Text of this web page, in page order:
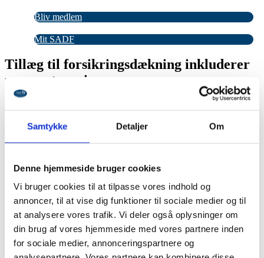
Samtykke Detaljer Om
Denne hjemmeside bruger cookies
Vi bruger cookies til at tilpasse vores indhold og
annoncer, til at vise dig funktioner til sociale medier og til
at analysere vores trafik. Vi deler også oplysninger om
din brug af vores hjemmeside med vores partnere inden
for sociale medier, annonceringspartnere og
Bliv medlem
Mit SADF
Tillæg til forsikringsdækning inkluderer
nu zoneterapi og massage
vores fælles ansvarsforsikring også dækker zoneterapi og massage.
Spørgsmålet er kommet, da akupunktur allerede er dækket af
registrering , men alligevel er nødsaget til at være ansvarsforsikret.
Det har betydet medlemskab af 2 brancheforeninger – en udgift, vil
alle gerne vil være foruden.
SADF har arbejdet lidt på sagen sammen med vores
forsikringsmægler. Det er lykkedes at få zoneterapi og massage
tilføjet til vores fælles ansvarsforsikring på lige vilkår som